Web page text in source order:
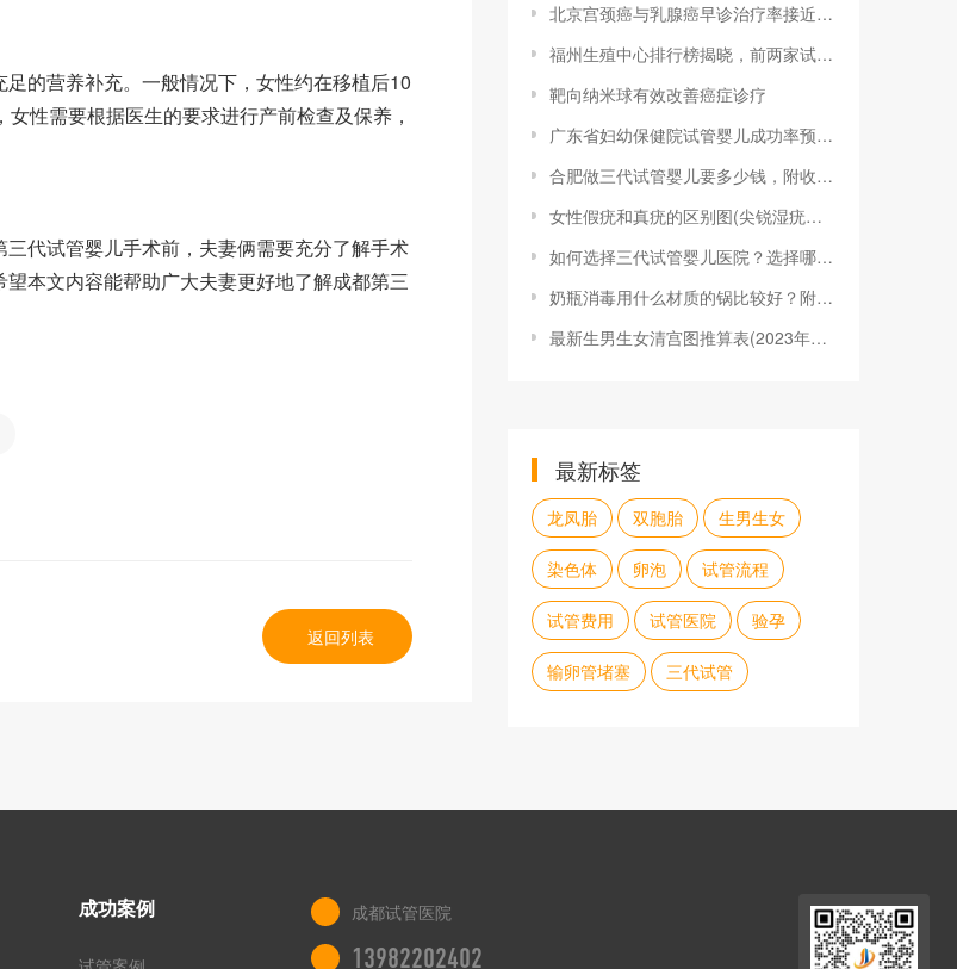
的营养补充。一般情况下，女性约在移植后10
性需要根据医生的要求进行产前检查及保养，
代试管婴儿手术前，夫妻俩需要充分了解手术
本文内容能帮助广大夫妻更好地了解成都第三
返回列表
北京宫颈癌与乳腺癌早诊治疗率接近100%
福州生殖中心排行榜揭晓，前两家试管婴儿成
靶向纳米球有效改善癌症诊疗
广东省妇幼保健院试管婴儿成功率预估，做到
合肥做三代试管婴儿要多少钱，附收费明细参
女性假疣和真疣的区别图(尖锐湿疣？别慌，
如何选择三代试管婴儿医院？选择哪家医院的
奶瓶消毒用什么材质的锅比较好？附2023
最新生男生女清宫图推算表(2023年最新
最新标签
龙凤胎 双胞胎 生男生女
染色体 卵泡 试管流程
试管费用 试管医院 验孕
输卵管堵塞 三代试管
成功案例 成都试管医院
13982202402